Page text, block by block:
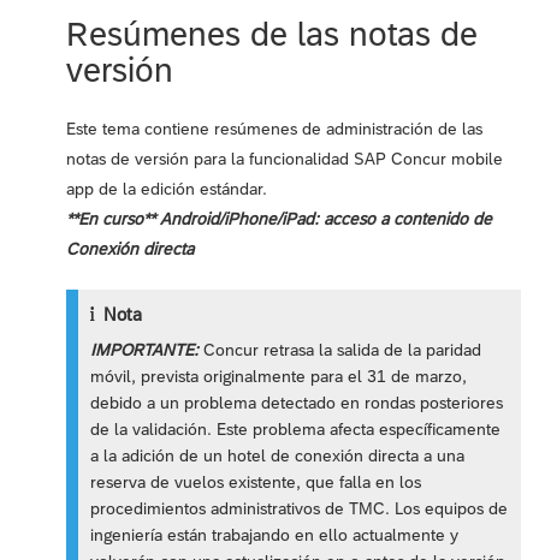
Resúmenes de las notas de
versión
Este tema contiene resúmenes de administración de las
notas de versión para la funcionalidad SAP Concur mobile
app de la edición estándar.
**En curso** Android/iPhone/iPad: acceso a contenido de
Conexión directa
Nota
IMPORTANTE:Concur retrasa la salida de la paridad
móvil, prevista originalmente para el 31 de marzo,
debido a un problema detectado en rondas posteriores
de la validación. Este problema afecta específicamente
a la adición de un hotel de conexión directa a una
reserva de vuelos existente, que falla en los
procedimientos administrativos de TMC. Los equipos de
ingeniería están trabajando en ello actualmente y